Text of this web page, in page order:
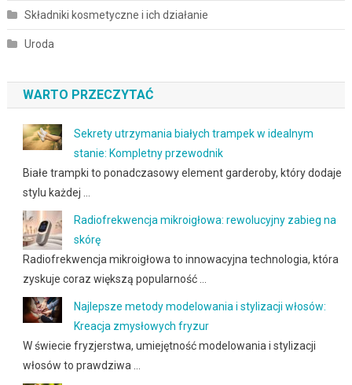
Składniki kosmetyczne i ich działanie
Uroda
WARTO PRZECZYTAĆ
Sekrety utrzymania białych trampek w idealnym
stanie: Kompletny przewodnik
Białe trampki to ponadczasowy element garderoby, który dodaje
stylu każdej …
Radiofrekwencja mikroigłowa: rewolucyjny zabieg na
skórę
Radiofrekwencja mikroigłowa to innowacyjna technologia, która
zyskuje coraz większą popularność …
Najlepsze metody modelowania i stylizacji włosów:
Kreacja zmysłowych fryzur
W świecie fryzjerstwa, umiejętność modelowania i stylizacji
włosów to prawdziwa …